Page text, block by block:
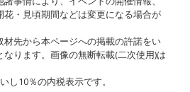
・見頃期間などは変更になる場合が
先から本ページへの掲載の許諾をい
ります。画像の無断転載(二次使用)は
し10％の内税表示です。